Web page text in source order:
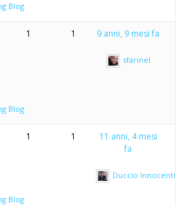
Blog
Blog
1 1 9 anni, 9 mesi fa
sfarinel
Blog
1 1
11 anni, 4 mesi
fa
Duccio Innocenti